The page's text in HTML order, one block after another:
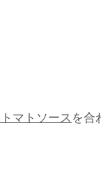
マトソース を合